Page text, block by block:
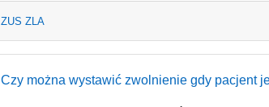
ZUS ZLA
Czy można wystawić zwolnienie gdy pacjent